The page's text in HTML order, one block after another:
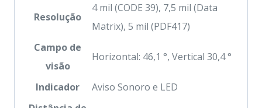
Resolução
4 mil (CODE 39), 7,5 mil (Data
Matrix), 5 mil (PDF417)
Campo de
visão
Horizontal: 46,1 °, Vertical 30,4 °
Indicador
Aviso Sonoro e LED